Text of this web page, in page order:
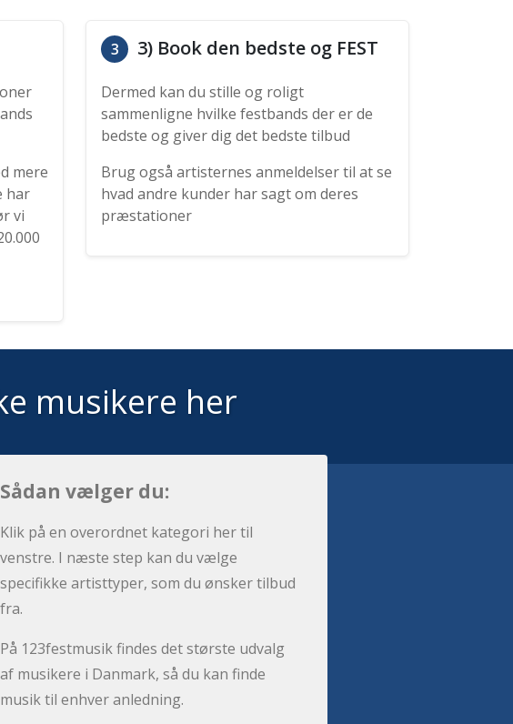
mere
har
vi
3 3) Book den bedste og FEST
Dermed kan du stille og roligt
sammenligne hvilke festbands der er de
bedste og giver dig det bedste tilbud
Brug også artisternes anmeldelser til at se
hvad andre kunder har sagt om deres
præstationer
musikere her
Sådan vælger du:
Klik på en overordnet kategori her til
venstre. I næste step kan du vælge
specifikke artisttyper, som du ønsker tilbud
fra.
På 123festmusik findes det største udvalg
af musikere i Danmark, så du kan finde
musik til enhver anledning.